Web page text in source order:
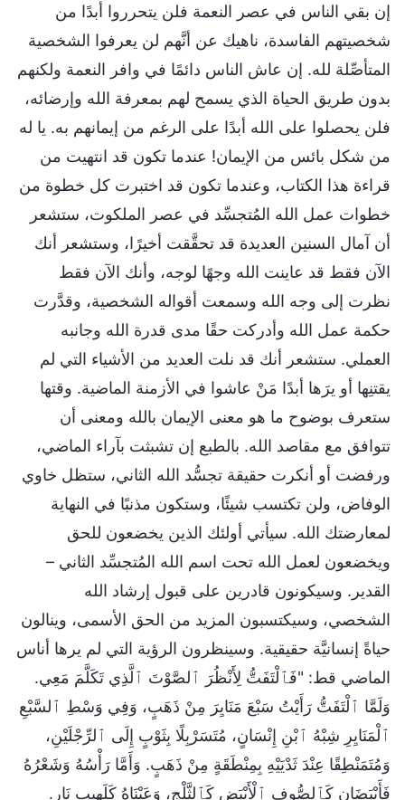
إن بقي الناس في عصر النعمة فلن يتحرروا أبدًا من
شخصيتهم الفاسدة، ناهيك عن أنَّهم لن يعرفوا الشخصية
المتأصِّلة لله. إن عاش الناس دائمًا في وافر النعمة ولكنهم
بدون طريق الحياة الذي يسمح لهم بمعرفة الله وإرضائه،
فلن يحصلوا على الله أبدًا على الرغم من إيمانهم به. يا له
من شكل بائس من الإيمان! عندما تكون قد انتهيت من
قراءة هذا الكتاب، وعندما تكون قد اختبرت كل خطوة من
خطوات عمل الله المُتجسِّد في عصر الملكوت، ستشعر
أن آمال السنين العديدة قد تحقَّقت أخيرًا، وستشعر أنك
الآن فقط قد عاينت الله وجهًا لوجه، وأنك الآن فقط
نظرت إلى وجه الله وسمعت أقواله الشخصية، وقدَّرت
حكمة عمل الله وأدركت حقًا مدى قدرة الله وجانبه
العملي. ستشعر أنك قد نلت العديد من الأشياء التي لم
يقتنِها أو يرَها أبدًا مَنْ عاشوا في الأزمنة الماضية. وقتها
ستعرف بوضوح ما هو معنى الإيمان بالله ومعنى أن
تتوافق مع مقاصد الله. بالطبع إن تشبثت بآراء الماضي،
ورفضت أو أنكرت حقيقة تجسُّد الله الثاني، ستظل خاوي
الوفاض، ولن تكتسب شيئًا، وستكون مذنبًا في النهاية
لمعارضتك الله. سيأتي أولئك الذين يخضعون للحق
ويخضعون لعمل الله تحت اسم الله المُتجسِّد الثاني –
القدير. وسيكونون قادرين على قبول إرشاد الله
الشخصي، وسيكتسبون المزيد من الحق الأسمى، وينالون
حياةً إنسانيَّة حقيقية. وسينظرون الرؤية التي لم يرها أناس
الماضي قط: "فَٱلْتَفَتُّ لِأَنْظُرَ ٱلصَّوْتَ ٱلَّذِي تَكَلَّمَ مَعِي.
وَلَمَّا ٱلْتَفَتُّ رَأَيْتُ سَبْعَ مَنَايِرَ مِنْ ذَهَبٍ، وَفِي وَسْطِ ٱلسَّبْعِ
ٱلْمَنَايِرِ شِبْهُ ٱبْنِ إِنْسَانٍ، مُتَسَرْبِلًا بِثَوْبٍ إِلَى ٱلرِّجْلَيْنِ،
وَمُتَمَنْطِقًا عِنْدَ ثَدْيَيْهِ بِمِنْطَقَةٍ مِنْ ذَهَبٍ. وَأَمَّا رَأْسُهُ وَشَعْرُهُ
فَأَبْيَضَانِ كَٱلصُّوفِ ٱلْأَبْيَضِ كَٱلثَّلْجِ، وَعَيْنَاهُ كَلَهِيبِ نَارٍ.